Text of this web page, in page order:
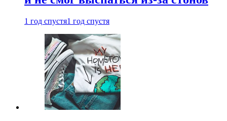
1 год спустя1 год спустя